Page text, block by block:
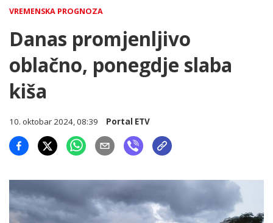
VREMENSKA PROGNOZA
Danas promjenljivo
oblačno, ponegdje slaba
kiša
10. oktobar 2024, 08:39 Portal ETV